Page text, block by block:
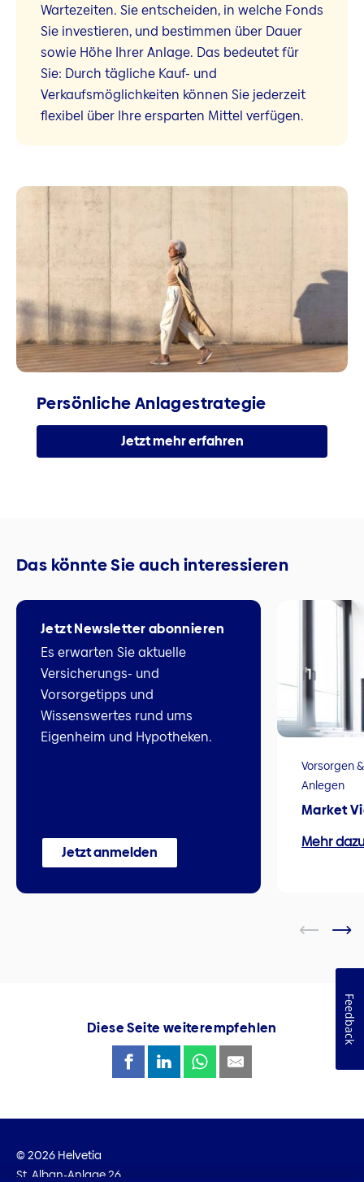
Wartezeiten. Sie entscheiden, in welche Fonds
Sie investieren, und bestimmen über Dauer
sowie Höhe Ihrer Anlage. Das bedeutet für
Sie: Durch tägliche Kauf- und
Verkaufsmöglichkeiten können Sie jederzeit
flexibel über Ihre ersparten Mittel verfügen.
Persönliche Anlagestrategie
Jetzt mehr erfahren
Das könnte Sie auch interessieren
Jetzt Newsletter abonnieren
Es erwarten Sie aktuelle
Versicherungs- und
Vorsorgetipps und
Wissenswertes rund ums
Eigenheim und Hypotheken.
Jetzt anmelden
Vorsorgen &
Anlegen
Market
Mehr
Diese Seite weiterempfehlen
© 2026 Helvetia
St. Alban-Anlage 26
Feedback